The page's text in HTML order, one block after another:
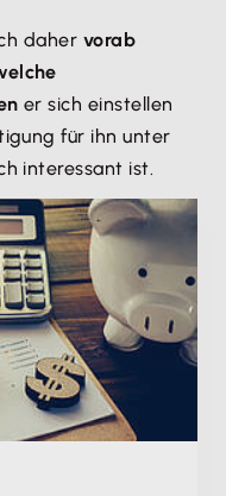
daher vorab
er sich einstellen
für ihn unter
interessant ist.